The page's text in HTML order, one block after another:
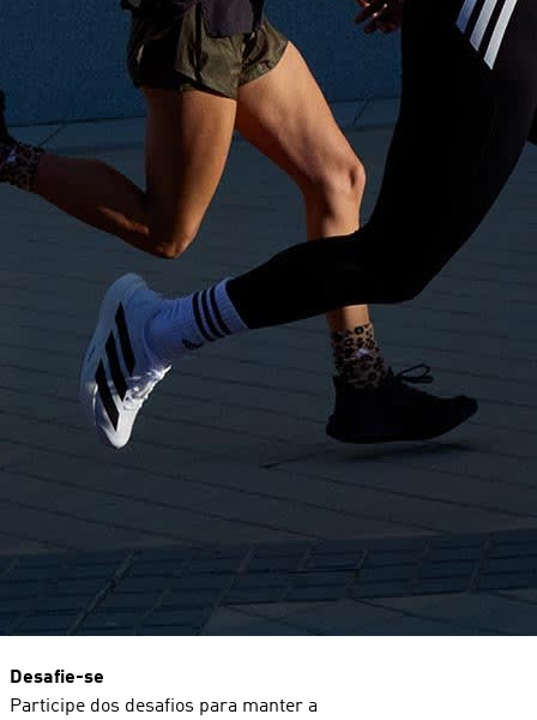
Desafie-se
Participe dos desafios para manter a